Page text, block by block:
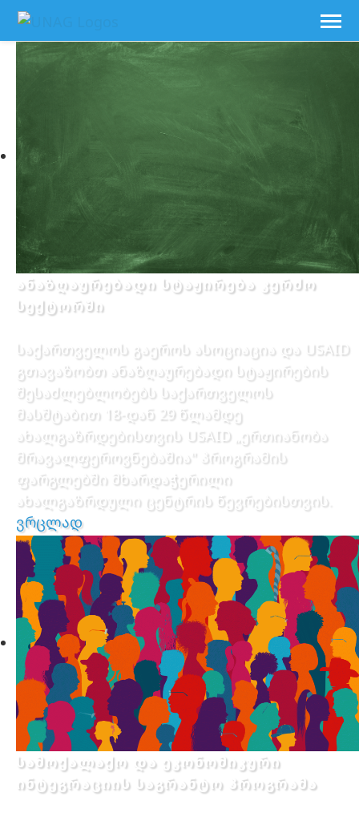
ანაზღაურებადი სტაჟირება კერძო
სექტორში
საქართველოს გაეროს ასოციაცია და USAID
გთავაზობთ ანაზღაურებადი სტაჟირების
შესაძლებლობებს საქართველოს
მასშტაბით 18-დან 29 წლამდე
ახალგაზრდებისთვის USAID „ერთიანობა
მრავალფეროვნებაშია" პროგრამის
ფარგლებში მხარდაჭერილი
ახალგაზრდული ცენტრის წევრებისთვის.
ვრცლად
სამოქალაქო და ეკონომიკური
ინტეგრაციის საგრანტო პროგრამა